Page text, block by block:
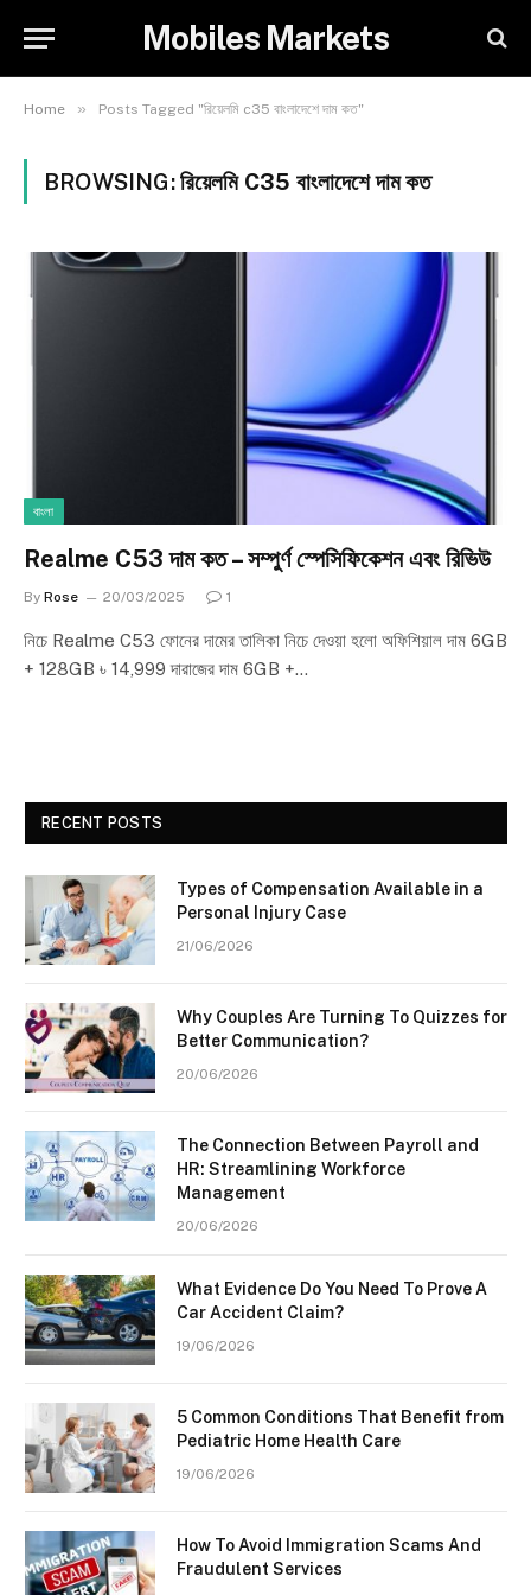
Mobiles Markets
Home » Posts Tagged "রিয়েলমি c35 বাংলাদেশে দাম কত"
BROWSING:রিয়েলমি C35 বাংলাদেশে দাম কত
বাংলা
Realme C53 দাম কত – সম্পুর্ণ স্পেসিফিকেশন এবং রিভিউ
By Rose 20/03/2025 1
নিচে Realme C53 ফোনের দামের তালিকা নিচে দেওয়া হলো অফিশিয়াল দাম 6GB
+ 128GB ৳ 14,999 দারাজের দাম 6GB +…
RECENT POSTS
Types of Compensation Available in a
Personal Injury Case
21/06/2026
Why Couples Are Turning To Quizzes for
Better Communication?
20/06/2026
The Connection Between Payroll and
HR: Streamlining Workforce
Management
20/06/2026
What Evidence Do You Need To Prove A
Car Accident Claim?
19/06/2026
5 Common Conditions That Benefit from
Pediatric Home Health Care
19/06/2026
How To Avoid Immigration Scams And
Fraudulent Services